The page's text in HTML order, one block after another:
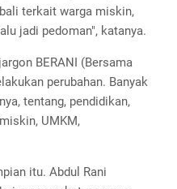
terkait warga miskin,
jadi pedoman", katanya.
BERANI (Bersama
perubahan. Banyak
tentang, pendidikan,
UMKM,
itu. Abdul Rani